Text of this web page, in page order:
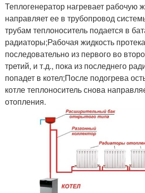
Теплогенератор нагревает рабочую
направляет ее в трубопровод
трубам теплоноситель подается в
радиаторы;Рабочая жидкость
последовательно из первого во
третий, и т.д., пока из последнего
попадет в котел;После подогрева
котле теплоноситель снова
отопления.